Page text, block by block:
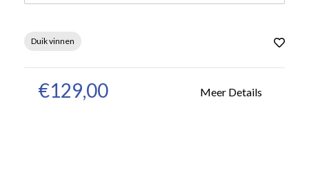
Duik vinnen
€129,00 Meer Details